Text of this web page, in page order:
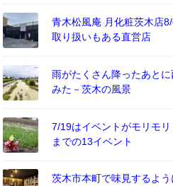
青木松風庵 月化粧茨木店
取り扱いもある直営店
雨がたくさん降ったあと
みた－茨木の風景
7/19はイベントがモリモ
までの13イベント
茨木市本町で味見するよう